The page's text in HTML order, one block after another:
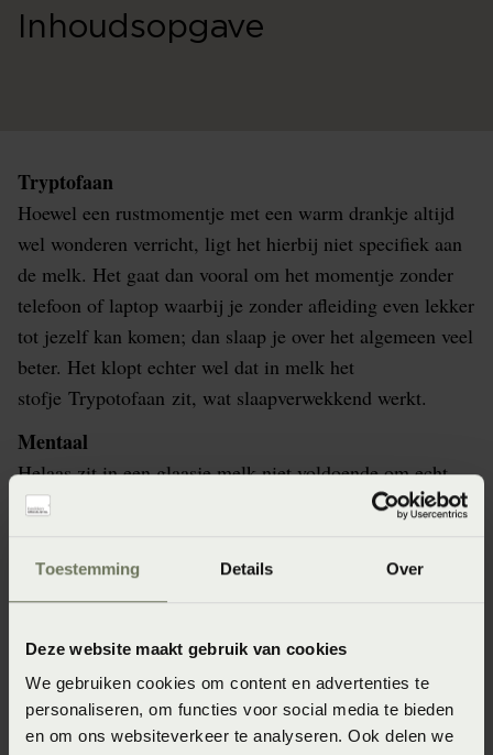
Toestemming Details Over
Deze website maakt gebruik van cookies
We gebruiken cookies om content en advertenties te
personaliseren, om functies voor social media te bieden
en om ons websiteverkeer te analyseren. Ook delen we
Inhoudsopgave
Tryptofaan
Hoewel een rustmomentje met een warm drankje altijd
wel wonderen verricht, ligt het hierbij niet specifiek aan
de melk. Het gaat dan vooral om het momentje zonder
telefoon of laptop waarbij je zonder afleiding even lekker
tot jezelf kan komen; dan slaap je over het algemeen veel
beter. Het klopt echter wel dat in melk het
stofje Trypotofaan zit, wat slaapverwekkend werkt.
Mentaal
Helaas zit in een glaasje melk niet voldoende om echt
een effect te merken. Als je genoeg tryptofaan binnen
je wel drie liter melk moeten drinken. Het is dus helaas
een fabeltje, maar dat betekent niet dat het niet helpt.
kan het zeker wel veel verschil maken. Blijf dus vooral
doen waar jij je goed bij voelt!